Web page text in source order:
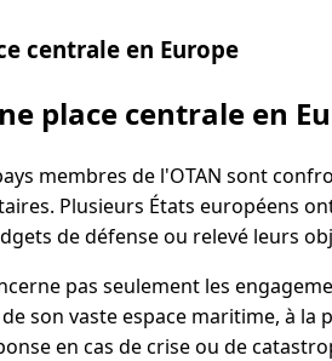
centrale en Europe
place centrale en
membres de l'OTAN sont
Plusieurs États européens
de défense ou relevé leurs
pas seulement les
son vaste espace maritime, à
en cas de crise ou de